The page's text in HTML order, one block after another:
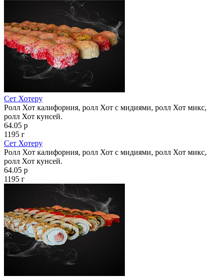
Сет Хотеру
Ролл Хот калифорния, ролл Хот с мидиями, ролл Хот микс,
ролл Хот кунсей.
64.05 р
1195 г
Сет Хотеру
Ролл Хот калифорния, ролл Хот с мидиями, ролл Хот микс,
ролл Хот кунсей.
64.05 р
1195 г